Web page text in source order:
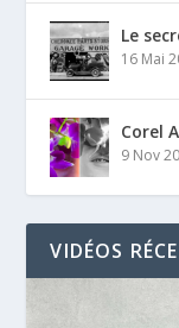
Le
16 Mai
Corel
9 Nov
VIDÉOS